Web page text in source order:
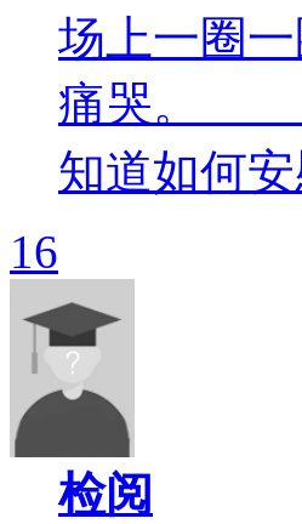
场上一圈
痛哭。 那
知道如何
16
检阅